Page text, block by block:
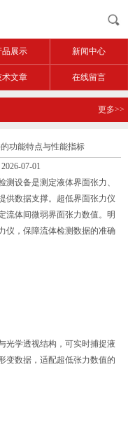
品展示 新闻中心
术文章 在线留言
更多>>
功能特点与性能指标
07-01
设备是测定液体界面张力、
供数据支撑。超低界面张力仪
流体间微弱界面张力数值。明
仪，保障流体检测数据的准确
学透视结构，可实时捕捉液
变数据，适配超低张力数值的